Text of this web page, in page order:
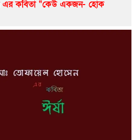
এর কবিতা “কেউ একজন- হোক